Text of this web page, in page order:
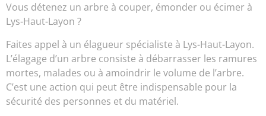
Vous détenez un arbre à couper, émonder ou écimer à
Lys-Haut-Layon ?
Faites appel à un élagueur spécialiste à Lys-Haut-Layon.
L’élagage d’un arbre consiste à débarrasser les ramures
mortes, malades ou à amoindrir le volume de l’arbre.
C’est une action qui peut être indispensable pour la
sécurité des personnes et du matériel.